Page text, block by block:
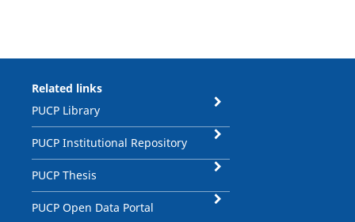
Related links
PUCP Library
PUCP Institutional Repository
PUCP Thesis
PUCP Open Data Portal